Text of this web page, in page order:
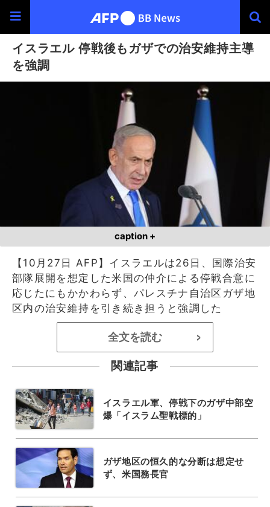
イスラエル 停戦後もガザでの治安維持主導
を強調
caption +
【10月27日 AFP】イスラエルは26日、国際治安
部隊展開を想定した米国の仲介による停戦合意に
応じたにもかかわらず、パレスチナ自治区ガザ地
区内の治安維持を引き続き担うと強調した
全文を読む >
関連記事
イスラエル軍、停戦下のガザ中部空
爆「イスラム聖戦標的」
ガザ地区の恒久的な分断は想定せ
ず、米国務長官